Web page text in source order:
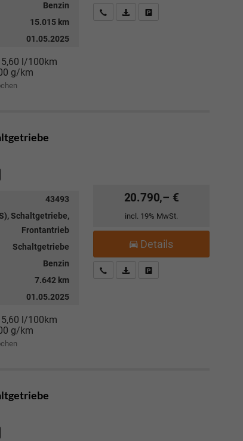
Benzin
15.015 km
01.05.2025
5,60 l/100km
g/km
Kostenloser Rückruf-Service
PDF-Datei, Fahrzeugexposé
43493
Schaltgetriebe,
Frontantrieb
Schaltgetriebe
Benzin
7.642 km
01.05.2025
5,60 l/100km
g/km
20.790,– €
incl. 19% MwSt.
Details
Kostenloser Rückruf-Service
PDF-Datei, Fahrzeugexposé